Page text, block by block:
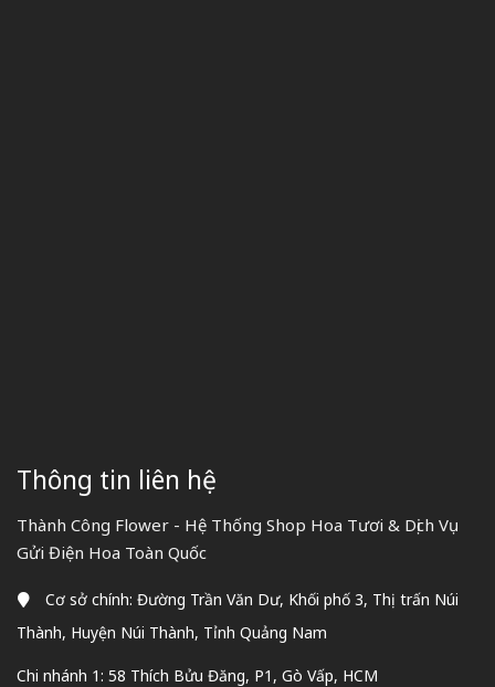
Thông tin liên hệ
Thành Công Flower - Hệ Thống Shop Hoa Tươi & Dịch Vụ
Gửi Điện Hoa Toàn Quốc
Cơ sở chính: Đường Trần Văn Dư, Khối phố 3, Thị trấn Núi
Thành, Huyện Núi Thành, Tỉnh Quảng Nam
Chi nhánh 1: 58 Thích Bửu Đăng, P1, Gò Vấp, HCM